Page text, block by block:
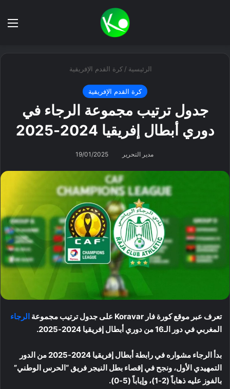
الرئيسية / كرة القدم الإفريقية
كرة القدم الإفريقية
جدول ترتيب مجموعة الرجاء في
دوري أبطال إفريقيا 2024-2025
مدير التحرير 19/01/2025
تعرف عبر موقع كورة فار Koravar على جدول ترتيب مجموعة
الرجاء
المغربي في دور الـ16 من دوري أبطال إفريقيا 2024-2025.
بدأ الرجاء مشواره في رابطة أبطال إفريقيا 2024-2025 من الدور
التمهيدي الأول، ونجح في إقصاء بطل النيجر فريق “الحرس الوطني”
بالفوز عليه ذهاباً (2-1)، وإياباً (5-0).